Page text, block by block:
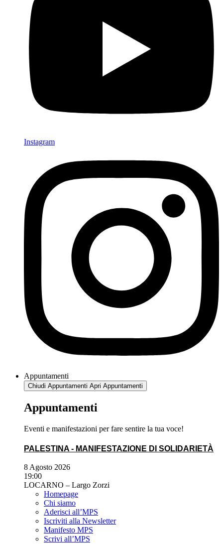
Instagram
Appuntamenti
Chiudi Appuntamenti Apri Appuntamenti
Appuntamenti
Eventi e manifestazioni per fare sentire la tua voce!
PALESTINA - MANIFESTAZIONE DI SOLIDARIETÀ
8 Agosto 2026
19:00
LOCARNO – Largo Zorzi
Homepage
Chi siamo
Aderisci all’MPS
Iscriviti alla Newsletter
Manifesto MPS
Scrivi all’MPS